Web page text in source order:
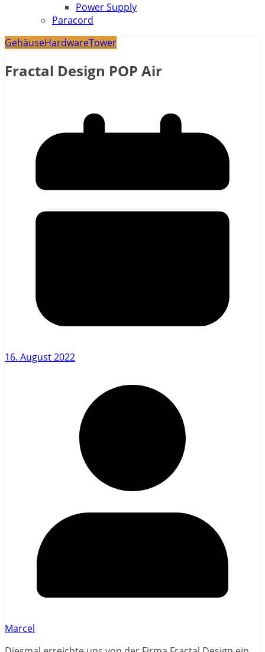
Power Supply
Paracord
GehäuseHardwareTower
Fractal Design POP Air
16. August 2022
Marcel